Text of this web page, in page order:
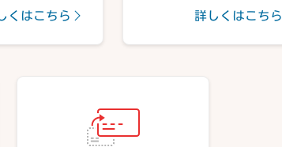
くはこちら 詳しくはこちら